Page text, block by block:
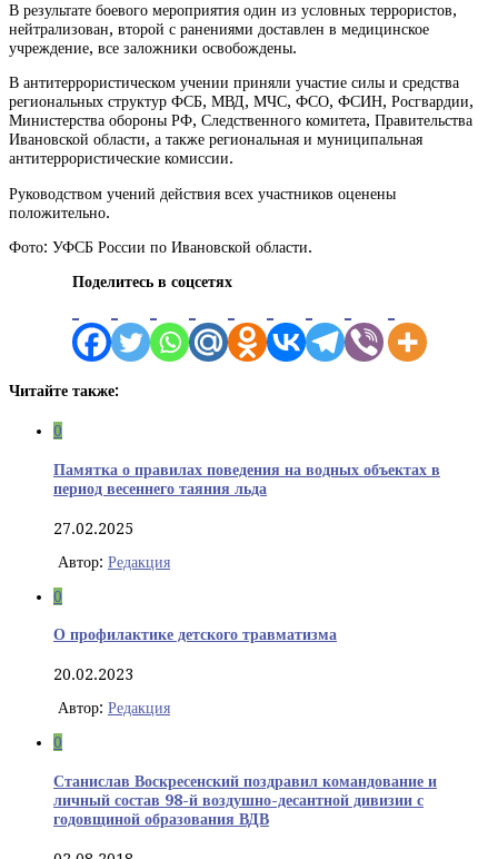
В результате боевого мероприятия один из условных террористов,
нейтрализован, второй с ранениями доставлен в медицинское
учреждение, все заложники освобождены.
В антитеррористическом учении приняли участие силы и средства
региональных структур ФСБ, МВД, МЧС, ФСО, ФСИН, Росгвардии,
Министерства обороны РФ, Следственного комитета, Правительства
Ивановской области, а также региональная и муниципальная
антитеррористические комиссии.
Руководством учений действия всех участников оценены
положительно.
Фото: УФСБ России по Ивановской области.
Поделитесь в соцсетях
Читайте также:
0
Памятка о правилах поведения на водных объектах в
период весеннего таяния льда
27.02.2025
Автор: Редакция
0
О профилактике детского травматизма
20.02.2023
Автор: Редакция
0
Станислав Воскресенский поздравил командование и
личный состав 98-й воздушно-десантной дивизии с
годовщиной образования ВДВ